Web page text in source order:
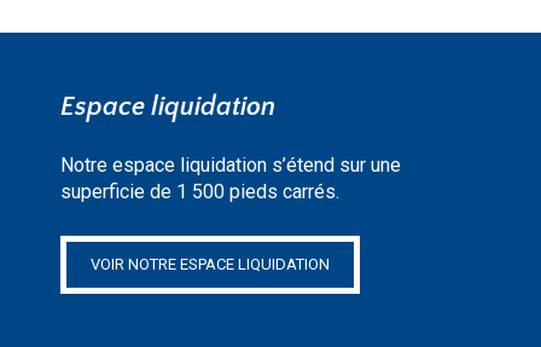
Espace liquidation
Notre espace liquidation s’étend sur une
superficie de 1 500 pieds carrés.
VOIR NOTRE ESPACE LIQUIDATION